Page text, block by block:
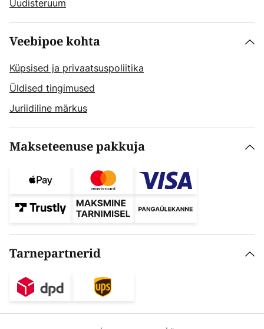
Uudisteruum
Veebipoe kohta
Küpsised ja privaatsuspoliitika
Üldised tingimused
Juriidiline märkus
Makseteenuse pakkuja
Tarnepartnerid